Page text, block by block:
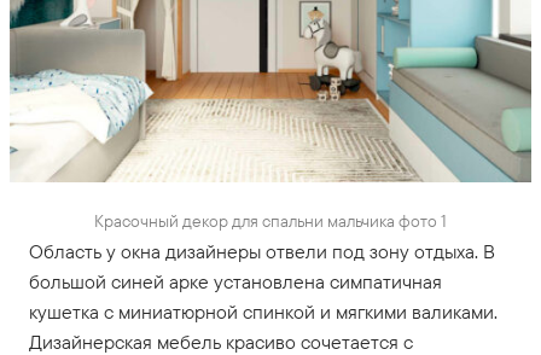
Красочный декор для спальни мальчика фото 1
Область у окна дизайнеры отвели под зону отдыха. В
большой синей арке установлена симпатичная
кушетка с миниатюрной спинкой и мягкими валиками.
Дизайнерская мебель красиво сочетается с